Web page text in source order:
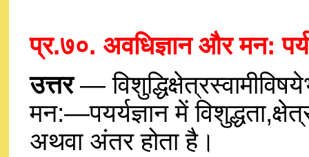
प्र.७०. अवधिज्ञान और मन:
उत्तर—
मन:—पयर्यज्ञान में
अथवा अंतर होता है।